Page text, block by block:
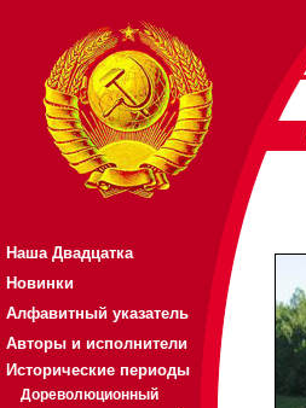
Наша Двадцатка
Новинки
Алфавитный указатель
Авторы и исполнители
Исторические периоды
Дореволюционный